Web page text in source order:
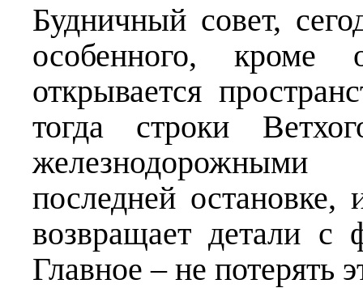
Будничный совет,
особенного,
открывается
тогда строки
последней
возвращает детали с
Главное – не потерять